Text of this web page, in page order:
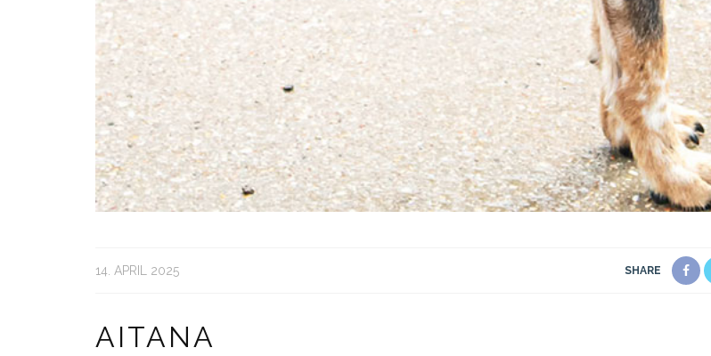
14. APRIL 2025 SHARE
AITANA